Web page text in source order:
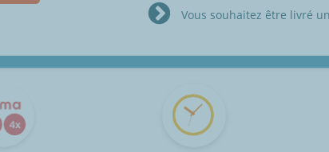
Vous souhaitez être livré